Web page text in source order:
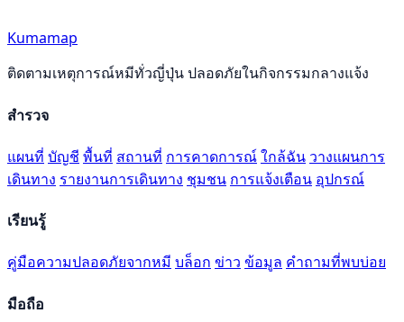
Kumamap
ติดตามเหตุการณ์หมีทั่วญี่ปุ่น ปลอดภัยในกิจกรรมกลางแจ้ง
สำรวจ
แผนที่ บัญชี พื้นที่ สถานที่ การคาดการณ์ใกล้ฉัน วางแผนการ
เดินทาง รายงานการเดินทาง ชุมชน การแจ้งเตือน อุปกรณ์
เรียนรู้
คู่มือความปลอดภัยจากหมี บล็อก ข่าว ข้อมูล คำถามที่พบบ่อย
มือถือ